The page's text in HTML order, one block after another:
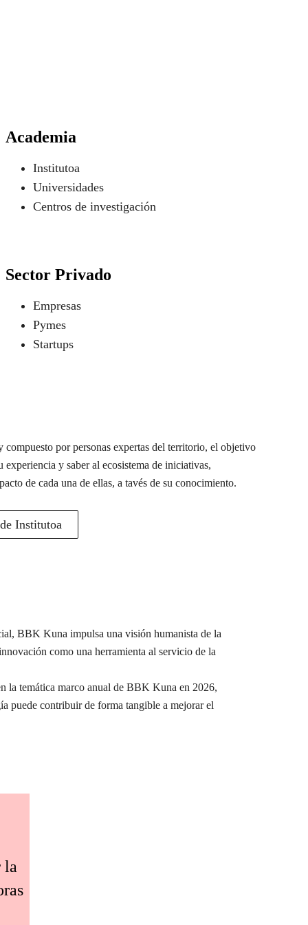
Academia
Institutoa
Universidades
Centros de investigación
Sector Privado
Empresas
Pymes
Startups
por personas expertas del territorio, el objetivo
experiencia y saber al ecosistema de iniciativas,
de cada una de ellas, a tavés de su conocimiento.
Institutoa
BBK Kuna impulsa una visión humanista de la
como una herramienta al servicio de la
la temática marco anual de BBK Kuna en 2026,
puede contribuir de forma tangible a mejorar el
la